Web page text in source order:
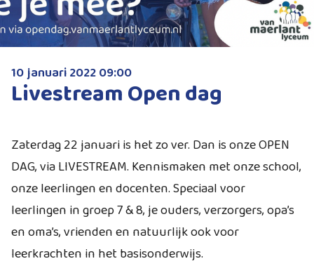
10 januari 2022 09:00
Livestream Open dag
Zaterdag 22 januari is het zo ver. Dan is onze OPEN
DAG, via LIVESTREAM. Kennismaken met onze school,
onze leerlingen en docenten. Speciaal voor
leerlingen in groep 7 & 8, je ouders, verzorgers, opa’s
en oma’s, vrienden en natuurlijk ook voor
leerkrachten in het basisonderwijs.